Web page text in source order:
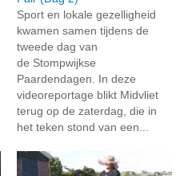
Sport en lokale gezelligheid
kwamen samen tijdens de
tweede dag van
de Stompwijkse
Paardendagen. In deze
videoreportage blikt Midvliet
terug op de zaterdag, die in
het teken stond van een...